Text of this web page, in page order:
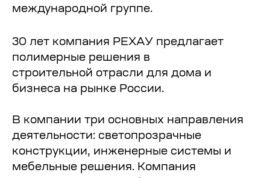
международной группе.
30 лет компания РЕХАУ предлагает
полимерные решения в
строительной отрасли для дома и
бизнеса на рынке России.
В компании три основных направления
деятельности: светопрозрачные
конструкции, инженерные системы и
мебельные решения. Компания